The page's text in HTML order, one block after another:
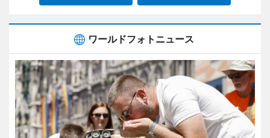
ワールドフォトニュース